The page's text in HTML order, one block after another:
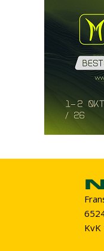
KvK